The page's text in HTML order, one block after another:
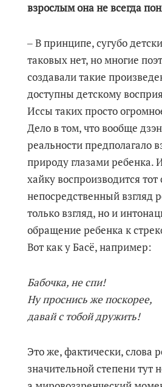
взрослым она не всегда
‒ В принципе, сугубо
таковых нет, но многие
создавали такие
доступны детскому
Иссы таких просто
Дело в том, что вообще
реальности предполагало
природу глазами ребенка.
хайку воспроизводится
непосредственный взгляд
только взгляд, но и
обращение ребенка к
Вот как у Басё, например:
Бабочка, не спи!
Ну проснись же поскорее,
давай с тобой дружить!
Это же, фактически, слова
значительной степени тут